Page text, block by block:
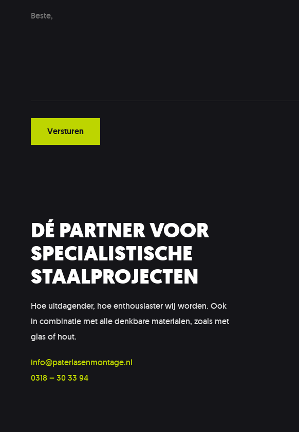
Versturen
DÉ PARTNER VOOR
SPECIALISTISCHE
STAALPROJECTEN
Hoe uitdagender, hoe enthousiaster wij worden. Ook
in combinatie met alle denkbare materialen, zoals met
glas of hout.
info@paterlasenmontage.nl
0318 – 30 33 94